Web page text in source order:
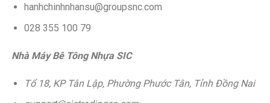
hanhchinhnhansu@groupsnc.com
028 355 100 79
Nhà Máy Bê Tông Nhựa SIC
Tổ 18, KP Tân Lập, Phường Phước Tân, Tỉnh Đồng Nai